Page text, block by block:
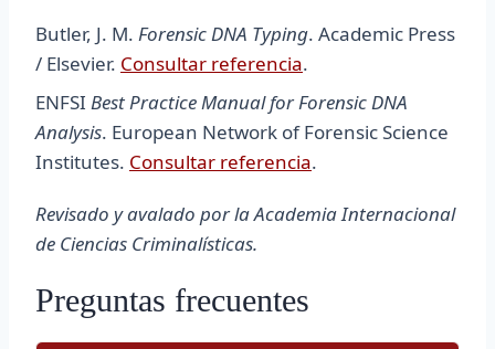
Butler, J. M. Forensic DNA Typing. Academic Press
/ Elsevier. Consultar referencia.
ENFSI Best Practice Manual for Forensic DNA
Analysis. European Network of Forensic Science
Institutes. Consultar referencia.
Revisado y avalado por la Academia Internacional
de Ciencias Criminalísticas.
Preguntas frecuentes